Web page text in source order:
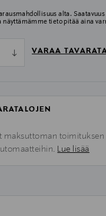
alta. Saatavuus
tieto pitää aina
VARAA
maksuttoman toimituksen
Lue lisää